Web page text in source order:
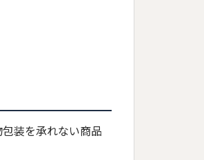
装を承れない商品